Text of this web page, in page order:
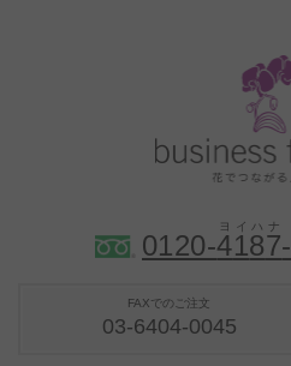
0120-4187-
FAXでのご注文
03-6404-0045